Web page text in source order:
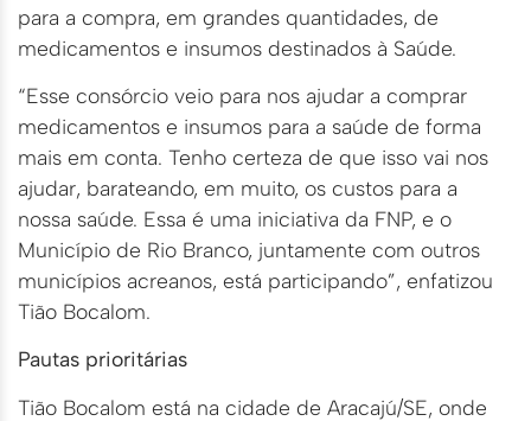
para a compra, em grandes quantidades, de
medicamentos e insumos destinados à Saúde.
“Esse consórcio veio para nos ajudar a comprar
medicamentos e insumos para a saúde de forma
mais em conta. Tenho certeza de que isso vai nos
ajudar, barateando, em muito, os custos para a
nossa saúde. Essa é uma iniciativa da FNP, e o
Município de Rio Branco, juntamente com outros
municípios acreanos, está participando”, enfatizou
Tião Bocalom.
Pautas prioritárias
Tião Bocalom está na cidade de Aracajú/SE, onde